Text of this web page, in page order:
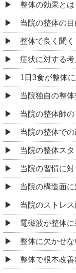
整体の効果とは
当院の整体の目
整体で良く聞
症状に対する
1日3食が整体
当院独自の整
当院の整体師
当院の整体で
当院の整体ス
当院の習慣に
当院の構造面
当院のストレ
電磁波が整体
整体に欠かせ
整体で根本改